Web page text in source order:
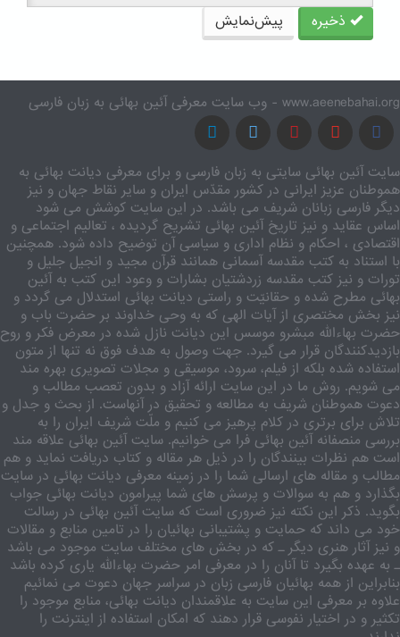
ذخیره پیش‌نمایش
www.aeenebahai.org - وب سایت معرفی آئین بهائی به زبان فارسی
سایت آئین بهائی سایتی به زبان فارسی و برای معرفی دیانت بهائی به
هموطنان عزیز ایرانی در کشور مقدّس ایران و سایر نقاط جهان و نیز
دیگر فارسی زبانان شریف می باشد. در این سایت کوشش می شود
اساس عقاید و نیز تاریخ آئین بهائی تشریح گردیده ، تعالیم اجتماعی و
اقتصادی ، احکام و نظام اداری و سیاسی آن توضیح داده شود. همچنین
با استناد به کتب مقدسه آسمانی همانند قرآن مجید و انجیل جلیل و
تورات و نیز کتب مقدسه زردشتیان بشارات و وعود این کتب به آئین
بهائی مطرح شده و حقانیّت و راستی دیانت بهائی استدلال می گردد و
نیز بخش مختصری از آیات الهی که به وحی خداوند بر حضرت باب و
حضرت بهاءالله مبشرو موسس این دیانت نازل شده در معرض فکر و روح
بازدیدکنندگان قرار می گیرد. جهت وصول به هدف فوق نه تنها از متون
استفاده شده بلکه از فیلم، سرود، موسیقی و مجلات تصویری بهره مند
می شویم. روش ما در این سایت ارائه آزاد و بدون تعصب مطالب و
دعوت هموطنان شریف به مطالعه و تحقیق در آنهاست. از بحث و جدل و
تلاش برای برتری در کلام پرهیز می کنیم و ملّت شریف ایران را به
بررسی منصفانه آئین بهائی فرا می خوانیم. سایت آئین بهائی علاقه مند
است هم نظرات بینندگان را در ذیل هر مقاله و کتاب دریافت نماید و هم
مطالب و مقاله های ارسالی شما را در زمینه معرفی دیانت بهائی در سایت
بگذارد و هم به سوالات و پرسش های شما پیرامون دیانت بهائی جواب
بگوید. ذکر این نکته نیز ضروری است که سایت آئین بهائی در رسالت
خود می داند که حمایت و پشتیبانی بهائیان را در تامین منابع و مقالات
و نیز آثار هنری دیگر ـ که در بخش های مختلف سایت موجود می باشد
ـ به عهده بگیرد تا آنان را در معرفی امر حضرت بهاءالله یاری کرده باشد
بنابراین از همه بهائیان فارسی زبان در سراسر جهان دعوت می نمائیم
علاوه بر معرفی این سایت به علاقمندان دیانت بهائی، منابع موجود را
تکثیر و در اختیار نفوسی قرار دهند که امکان استفاده از اینترنت را